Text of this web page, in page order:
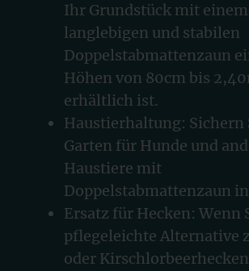
Ihr Grundstück mit einem
langlebigen und stabilen
Doppelstabmattenzaun
Höhen von 80cm bis
erhältlich ist.
Haustierhaltung: Sichern
Garten für Hunde und
Haustiere mit
Doppelstabmattenzaun
Ersatz für Hecken: Wenn
pflegeleichte Alternative
oder